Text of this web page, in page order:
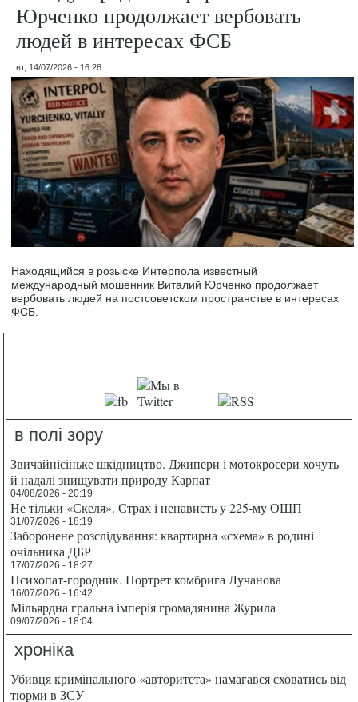
Юрченко продолжает вербовать
людей в интересах ФСБ
вт, 14/07/2026 - 16:28
Находящийся в розыске Интерпола известный
международный мошенник Виталий Юрченко продолжает
вербовать людей на постсоветском пространстве в интересах
ФСБ.
в полі зору
Звичайнісіньке шкідництво. Джипери і мотокросери хочуть
й надалі знищувати природу Карпат
04/08/2026 - 20:19
Не тільки «Скеля». Страх і ненависть у 225-му ОШП
31/07/2026 - 18:19
Заборонене розслідування: квартирна «схема» в родині
очільника ДБР
17/07/2026 - 18:27
Психопат-городник. Портрет комбрига Лучанова
16/07/2026 - 16:42
Мільярдна гральна імперія громадянина Журила
09/07/2026 - 18:04
хроніка
Убивця кримінального «авторитета» намагався сховатись від
тюрми в ЗСУ